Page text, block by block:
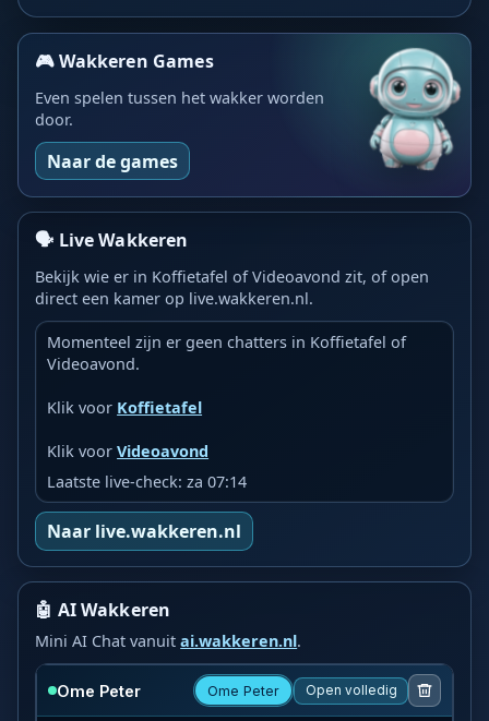
🎮 Wakkeren Games
Even spelen tussen het wakker worden
door.
Naar de games
🗣️ Live Wakkeren
Bekijk wie er in Koffietafel of Videoavond zit, of open
direct een kamer op live.wakkeren.nl.
Momenteel zijn er geen chatters in Koffietafel of
Videoavond.
Klik voor Koffietafel
Klik voorVideoavond
Laatste live-check: za 07:14
Naar live.wakkeren.nl
🤖 AI Wakkeren
Mini AI Chat vanuitai.wakkeren.nl.